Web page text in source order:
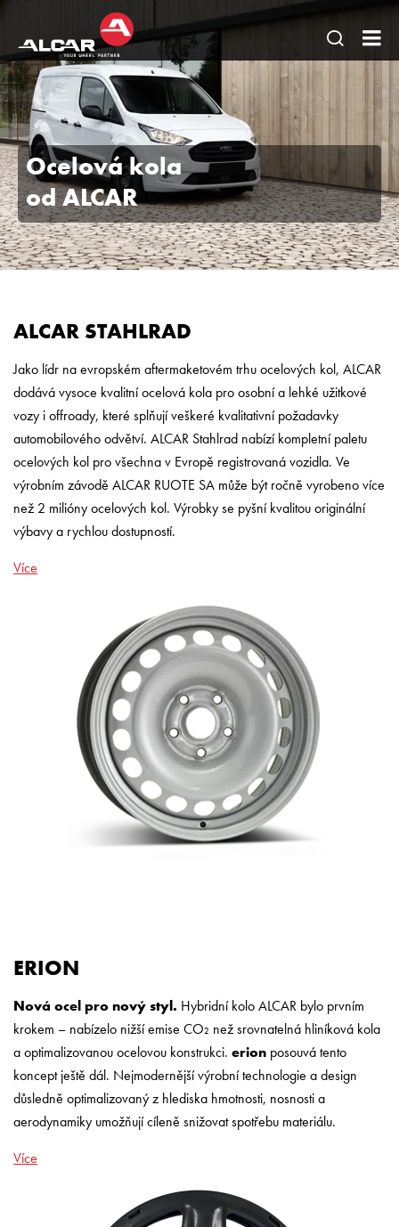
Otevřít
hledání
stránky
Ocelová kola
od ALCAR
ALCAR STAHLRAD
Jako lídr na evropském aftermaketovém trhu ocelových kol, ALCAR
dodává vysoce kvalitní ocelová kola pro osobní a lehké užitkové
vozy i offroady, které splňují veškeré kvalitativní požadavky
automobilového odvětví. ALCAR Stahlrad nabízí kompletní paletu
ocelových kol pro všechna v Evropě registrovaná vozidla. Ve
výrobním závodě ALCAR RUOTE SA může být ročně vyrobeno více
než 2 milióny ocelových kol. Výrobky se pyšní kvalitou originální
výbavy a rychlou dostupností.
Více
ERION
Nová ocel pro nový styl. Hybridní kolo ALCAR bylo prvním
krokem – nabízelo nižší emise CO₂ než srovnatelná hliníková kola
a optimalizovanou ocelovou konstrukci. erion posouvá tento
koncept ještě dál. Nejmodernější výrobní technologie a design
důsledně optimalizovaný z hlediska hmotnosti, nosnosti a
aerodynamiky umožňují cíleně snižovat spotřebu materiálu.
Více